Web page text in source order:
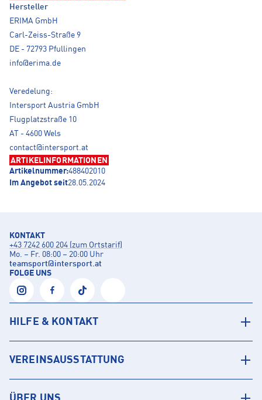
Hersteller
ERIMA GmbH
Carl-Zeiss-Straße 9
DE - 72793 Pfullingen
info@erima.de
Veredelung:
Intersport Austria GmbH
Flugplatzstraße 10
AT - 4600 Wels
contact@intersport.at
ARTIKELINFORMATIONEN
Artikelnummer:488402010
Im Angebot seit28.05.2024
KONTAKT
+43 7242 600 204 (zum Ortstarif)
Mo. – Fr. 08:00 – 20:00 Uhr
teamsport@intersport.at
FOLGE UNS
HILFE & KONTAKT
VEREINSAUSSTATTUNG